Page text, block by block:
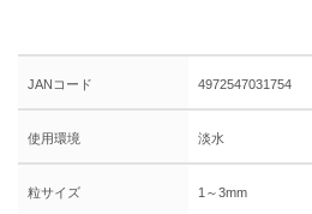
JANコード 4972547031754
使用環境 淡水
粒サイズ 1～3mm